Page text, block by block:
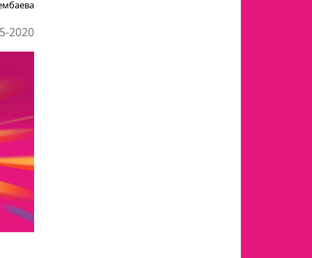
2020